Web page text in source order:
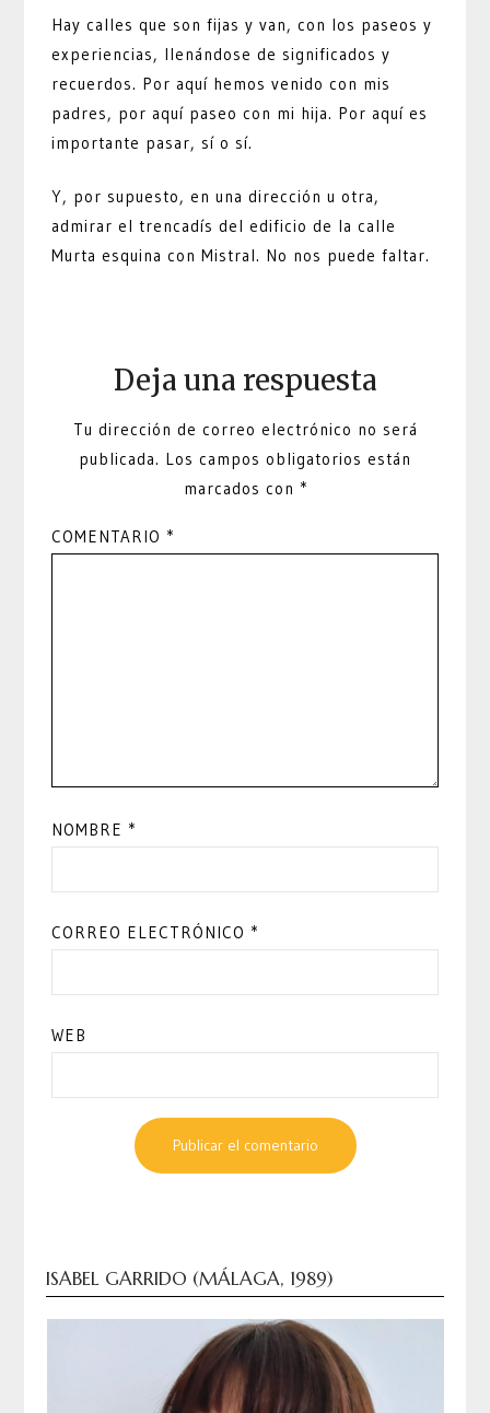
Hay calles que son fijas y van, con los paseos y
experiencias, llenándose de significados y
recuerdos. Por aquí hemos venido con mis
padres, por aquí paseo con mi hija. Por aquí es
importante pasar, sí o sí.
Y, por supuesto, en una dirección u otra,
admirar el trencadís del edificio de la calle
Murta esquina con Mistral. No nos puede faltar.
Deja una respuesta
Tu dirección de correo electrónico no será
publicada. Los campos obligatorios están
marcados con *
COMENTARIO *
NOMBRE *
CORREO ELECTRÓNICO *
WEB
ISABEL GARRIDO (MÁLAGA, 1989)